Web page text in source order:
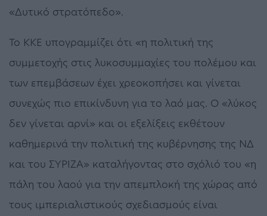
«Δυτικό στρατόπεδο».
Το ΚΚΕ υπογραμμίζει ότι «η πολιτική της
συμμετοχής στις λυκοσυμμαχίες του πολέμου και
των επεμβάσεων έχει χρεοκοπήσει και γίνεται
συνεχώς πιο επικίνδυνη για το λαό μας. Ο «λύκος
δεν γίνεται αρνί» και οι εξελίξεις εκθέτουν
καθημερινά την πολιτική της κυβέρνησης της ΝΔ
και του ΣΥΡΙΖΑ» καταλήγοντας στο σχόλιό του «η
πάλη του λαού για την απεμπλοκή της χώρας από
τους ιμπεριαλιστικούς σχεδιασμούς είναι